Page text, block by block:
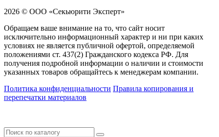
2026 © ООО «Секьюрити Эксперт»
Обращаем ваше внимание на то, что сайт носит
исключительно информационный характер и ни при каких
условиях не является публичной офертой, определяемой
положениями ст. 437(2) Гражданского кодекса РФ. Для
получения подробной информации о наличии и стоимости
указанных товаров обращайтесь к менеджерам компании.
Политика конфиденциальности Правила копирования и
перепечатки материалов